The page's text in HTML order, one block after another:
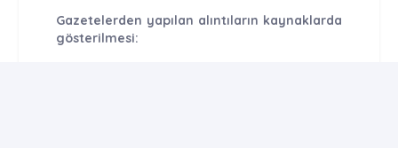
Gazetelerden yapılan alıntıların kaynaklarda
gösterilmesi: